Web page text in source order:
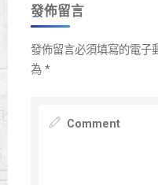
發佈留言
發佈留言必須填寫的電子
為 *